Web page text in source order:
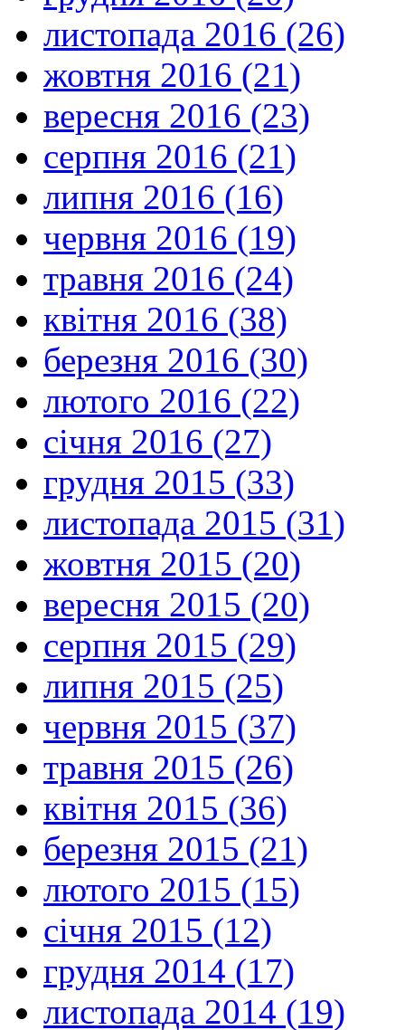
листопада 2016 (26)
жовтня 2016 (21)
вересня 2016 (23)
серпня 2016 (21)
липня 2016 (16)
червня 2016 (19)
травня 2016 (24)
квітня 2016 (38)
березня 2016 (30)
лютого 2016 (22)
січня 2016 (27)
грудня 2015 (33)
листопада 2015 (31)
жовтня 2015 (20)
вересня 2015 (20)
серпня 2015 (29)
липня 2015 (25)
червня 2015 (37)
травня 2015 (26)
квітня 2015 (36)
березня 2015 (21)
лютого 2015 (15)
січня 2015 (12)
грудня 2014 (17)
листопада 2014 (19)